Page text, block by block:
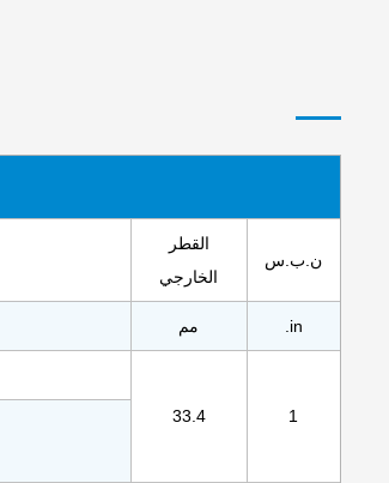
ن.ب.س
القطر
الخارجي
in. مم
1
33.4